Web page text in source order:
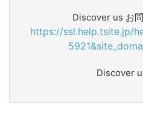
Discover us お
https://ssl.help.tsite.jp/
Discover